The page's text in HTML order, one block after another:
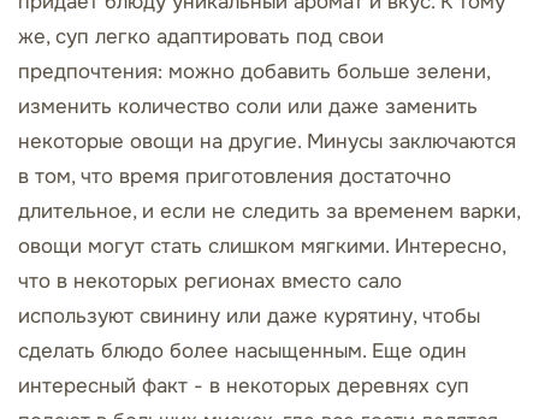
же, суп легко адаптировать под свои
предпочтения: можно добавить больше зелени,
изменить количество соли или даже заменить
некоторые овощи на другие. Минусы заключаются
в том, что время приготовления достаточно
длительное, и если не следить за временем варки,
овощи могут стать слишком мягкими. Интересно,
что в некоторых регионах вместо сало
используют свинину или даже курятину, чтобы
сделать блюдо более насыщенным. Еще один
интересный факт - в некоторых деревнях суп